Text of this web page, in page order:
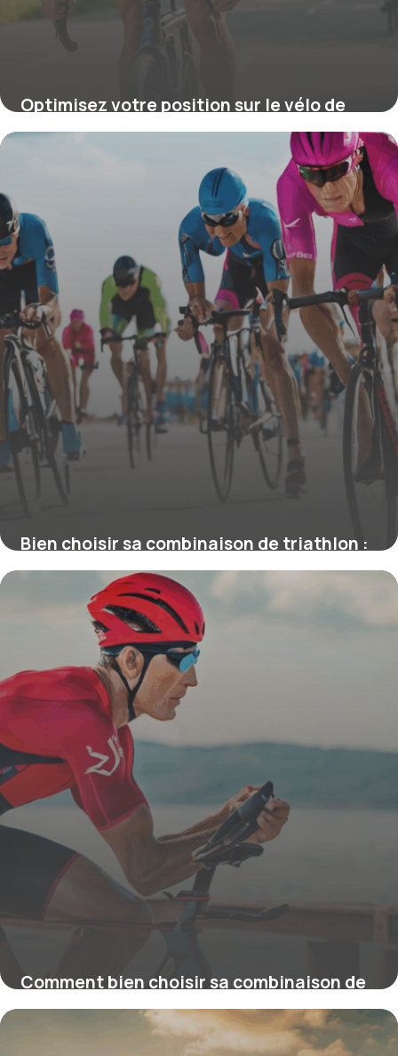
Optimisez votre position sur le vélo de
triathlon pour de meilleures
Bien choisir sa combinaison de triathlon :
conseils, innovations et
recommandations
4 juillet 2025
Comment bien choisir sa combinaison de
triathlon homme pour performer sur
toutes les distances